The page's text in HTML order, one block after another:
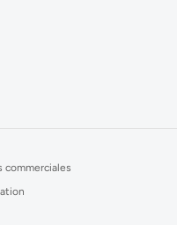
commerciales